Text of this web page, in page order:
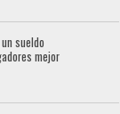
sueldo
mejor